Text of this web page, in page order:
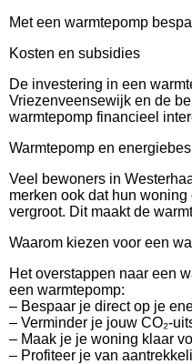
Met een warmtepomp
Kosten en subsidies
De investering in een
Vriezenveensewijk en de
warmtepomp financieel
Warmtepomp en
Veel bewoners in
merken ook dat hun
vergroot. Dit maakt de
Waarom kiezen voor een
Het overstappen naar een
een warmtepomp:
– Bespaar je direct op je
– Verminder je jouw CO₂-
– Maak je je woning klaar
– Profiteer je van